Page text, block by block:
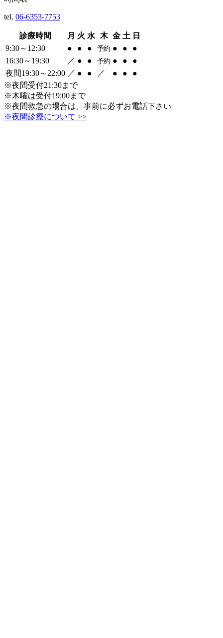
tel. 06-6353-7753
診療時間 月 火 水 木 金 土 日
9:30～12:30
● ● ● 予約 ● ●
●
16:30～19:30
／ ● ● 予約 ● ●
●
夜間19:30～22:00 ／ ● ● ／ ● ●
●
※夜間受付21:30まで
※木曜は受付19:00まで
※夜間救急の場合は、事前に必ずお電話下さい
※夜間診療について >>